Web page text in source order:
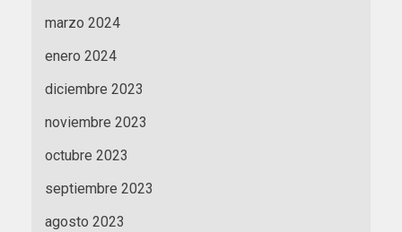
marzo 2024
enero 2024
diciembre 2023
noviembre 2023
octubre 2023
septiembre 2023
agosto 2023